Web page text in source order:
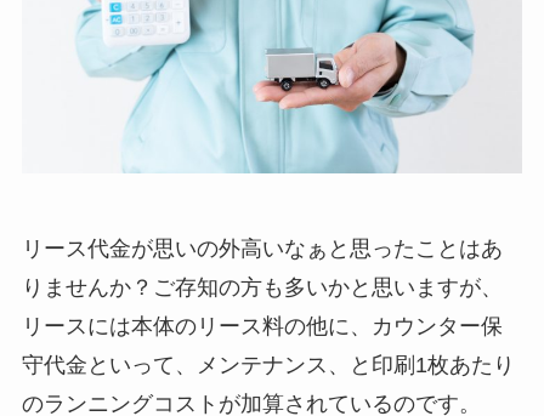
リース代金が思いの外高いなぁと思ったことはあ
りませんか？ご存知の方も多いかと思いますが、
リースには本体のリース料の他に、カウンター保
守代金といって、メンテナンス、と印刷1枚あたり
のランニングコストが加算されているのです。